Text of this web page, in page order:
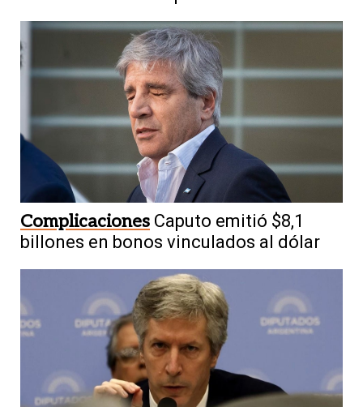
Complicaciones Caputo emitió $8,1
billones en bonos vinculados al dólar